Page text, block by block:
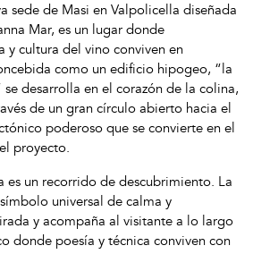
sede de Masi en Valpolicella diseñada
Mar, es un lugar donde
y cultura del vino conviven en
como un edificio hipogeo, “la
desarrolla en el corazón de la colina,
de un gran círculo abierto hacia el
poderoso que se convierte en el
proyecto.
es un recorrido de descubrimiento. La
universal de calma y
y acompaña al visitante a lo largo
donde poesía y técnica conviven con